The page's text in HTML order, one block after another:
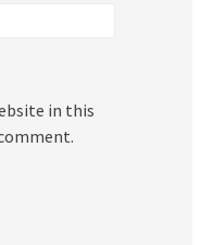
in this